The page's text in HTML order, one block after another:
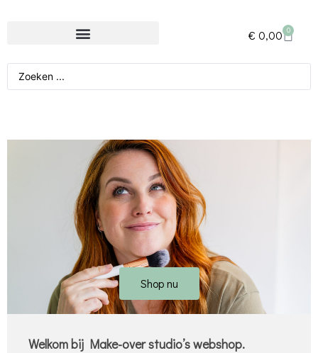
€ 0,00 0
Shop nu
Welkom bij Make-over studio’s webshop.